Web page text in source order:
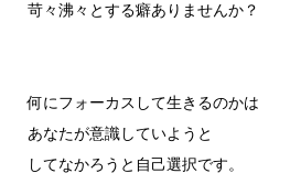
苛々沸々とする癖ありませんか？
何にフォーカスして生きるのかは
あなたが意識していようと
してなかろうと自己選択です。